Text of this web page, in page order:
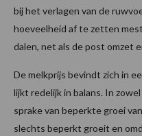
bij het verlagen van de
hoeveelheid af te zetten
dalen, net als de post omzet
De melkprijs bevindt zich in
lijkt redelijk in balans. In
sprake van beperkte groei
slechts beperkt groeit en